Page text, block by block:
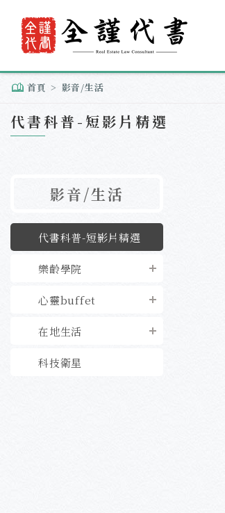
首頁 影音/生活
代書科普-短影片精選
影音/生活
代書科普-短影片精選
樂齡學院
心靈buffet
在地生活
科技衛星